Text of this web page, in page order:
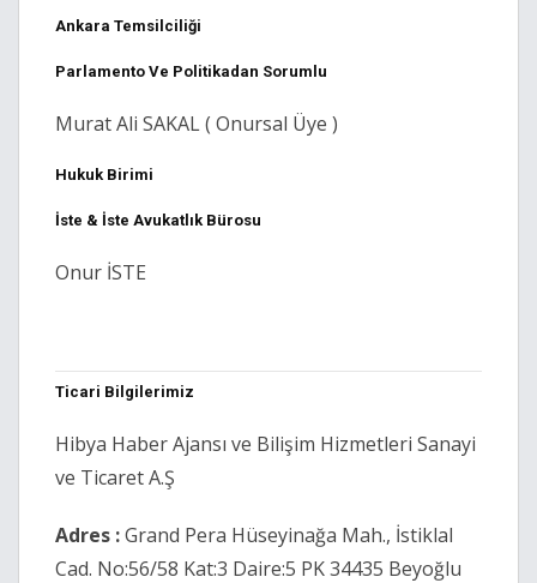
Ankara Temsilciliği
Parlamento Ve Politikadan Sorumlu
Murat Ali SAKAL ( Onursal Üye )
Hukuk Birimi
İste & İste Avukatlık Bürosu
Onur İSTE
Ticari Bilgilerimiz
Hibya Haber Ajansı ve Bilişim Hizmetleri Sanayi
ve Ticaret A.Ş
Adres :Grand Pera Hüseyinağa Mah., İstiklal
Cad. No:56/58 Kat:3 Daire:5 PK 34435 Beyoğlu